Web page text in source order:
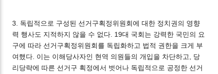
3. 독립적으로 구성된 선거구획정위원회에 대한 정치권의 영향
력 행사도 지적하지 않을 수 없다. 19대 국회는 강력한 국민의 요
구에 따라 선거구획정위원회를 독립화하고 법적 권한을 크게 부
여했다. 이는 이해당사자인 현역 의원들의 개입을 차단하고, 당
리당략에 따른 선거구 획정에서 벗어나 독립적으로 공정한 선거